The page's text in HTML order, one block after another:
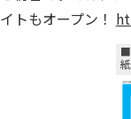
トもオープン！
■